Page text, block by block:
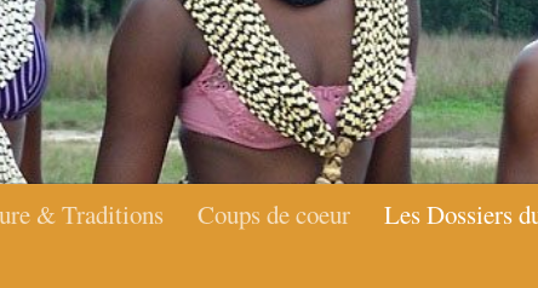
& Traditions Coups de coeur Les Dossiers